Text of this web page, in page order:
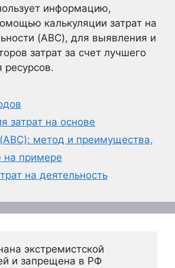
информацию,
калькуляции затрат на
(ABC), для выявления и
затрат за счет лучшего
ресурсов.
затрат на основе
метод и преимущества,
на примере
на деятельность
экстремистской
и запрещена в РФ